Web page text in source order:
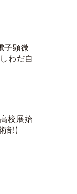
子顕微
わだ自
校展始
部)